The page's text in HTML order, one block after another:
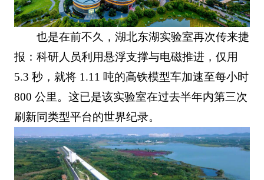
也是在前不久，湖北东湖实验室再次传来捷
报：科研人员利用悬浮支撑与电磁推进，仅用
5.3 秒，就将 1.11 吨的高铁模型车加速至每小时
800 公里。这已是该实验室在过去半年内第三次
刷新同类型平台的世界纪录。